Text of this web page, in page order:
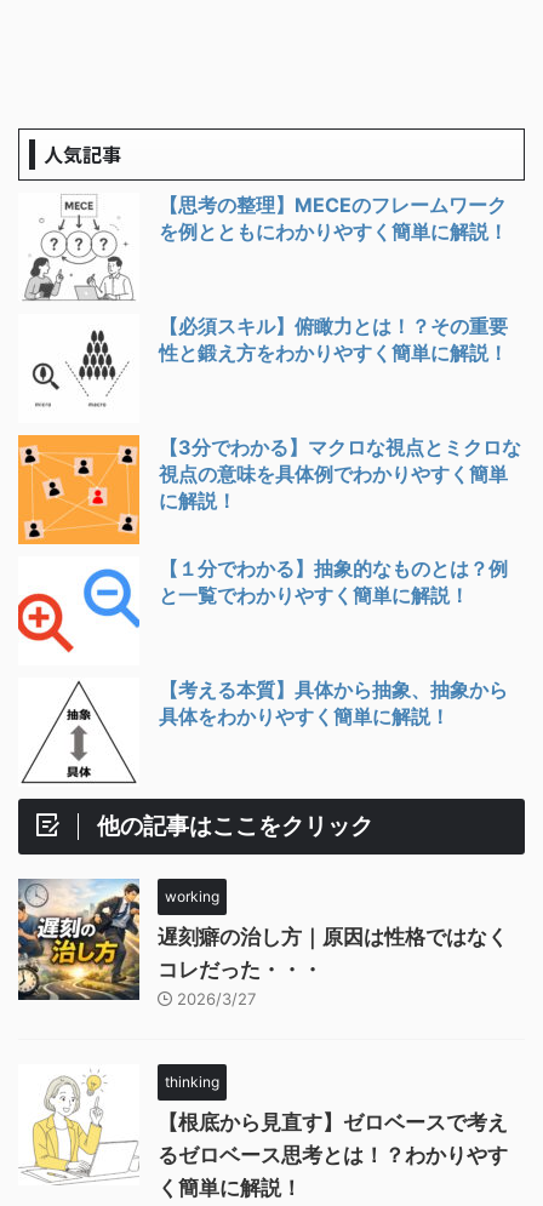
人気記事
【思考の整理】MECEのフレームワーク
を例とともにわかりやすく簡単に解説！
【必須スキル】俯瞰力とは！？その重要
性と鍛え方をわかりやすく簡単に解説！
【3分でわかる】マクロな視点とミクロな
視点の意味を具体例でわかりやすく簡単
に解説！
【１分でわかる】抽象的なものとは？例
と一覧でわかりやすく簡単に解説！
【考える本質】具体から抽象、抽象から
具体をわかりやすく簡単に解説！
他の記事はここをクリック
working
遅刻癖の治し方｜原因は性格ではなく
コレだった・・・
2026/3/27
thinking
【根底から見直す】ゼロベースで考え
るゼロベース思考とは！？わかりやす
く簡単に解説！